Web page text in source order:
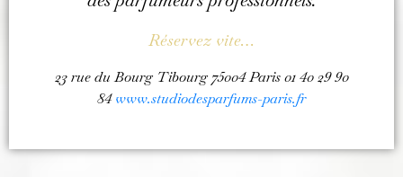
Réservez vite…
23 rue du Bourg Tibourg 75004 Paris 01 40 29 90
84www.studiodesparfums-paris.fr